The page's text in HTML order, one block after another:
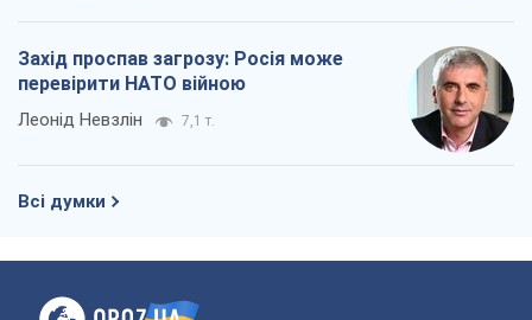
Захід проспав загрозу: Росія може
перевірити НАТО війною
Леонід Невзлін 7,1 т.
Всі думки